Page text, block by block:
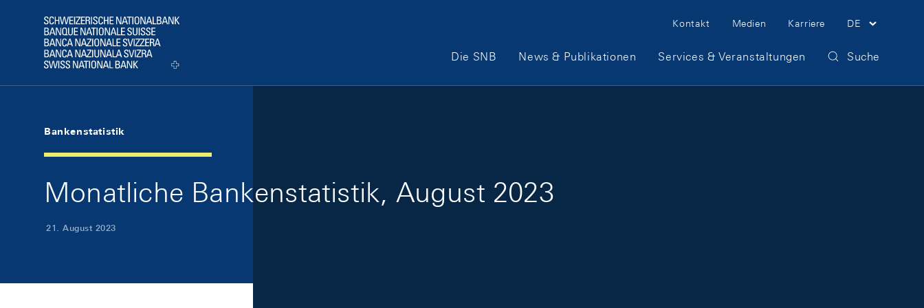
Logo
Meta Navigation
Kontakt Medien Karriere DE
Hauptnavigation
Die SNB News & Publikationen Services & Veranstaltungen Suche
Bankenstatistik
Monatliche Bankenstatistik, August 2023
21. August 2023